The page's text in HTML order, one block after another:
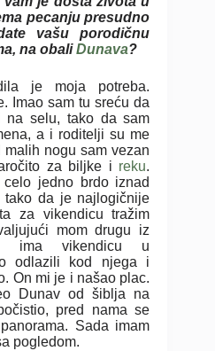
pecanju presudno
vašu porodičnu
na obaliDunava?
je moja potreba.
Imao sam tu sreću da
selu, tako da sam
a i roditelji su me
malih nogu sam vezan
za biljke i reku.
jedno brdo iznad
da je najlogičnije
za vikendicu tražim
mom drugu iz
ima vikendicu u
odlazili kod njega i
On mi je i našao plac.
Dunav od šiblja na
pred nama se
Sada imam
pogledom.